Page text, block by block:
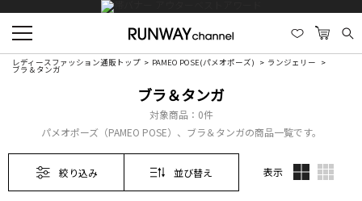
レディースファッション通販トップ PAMEO POSE(パメオポーズ) ランジェリー
ブラ＆タンガ
ブラ＆タンガ
対象商品： 0件
パメオポーズ（PAMEO POSE）、ブラ＆タンガの商品一覧です。
絞り込み 並び替え 表示